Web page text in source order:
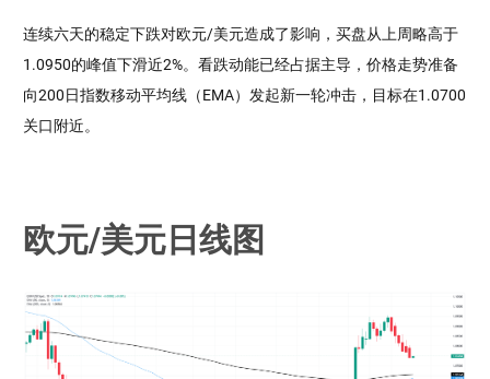
连续六天的稳定下跌对欧元/美元造成了影响，买盘从上周略高于
1.0950的峰值下滑近2%。看跌动能已经占据主导，价格走势准备
向200日指数移动平均线（EMA）发起新一轮冲击，目标在1.0700
关口附近。
欧元/美元日线图